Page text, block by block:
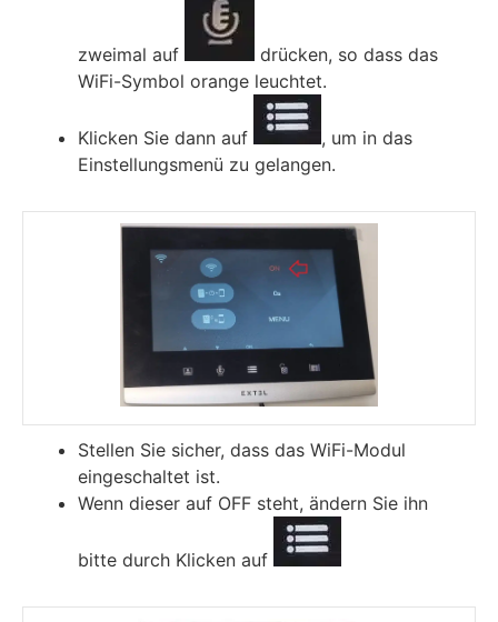
zweimal auf
drücken, so dass das
WiFi-Symbol orange leuchtet.
Klicken Sie dann auf
, um in das
Einstellungsmenü zu gelangen.
Stellen Sie sicher, dass das WiFi-Modul
eingeschaltet ist.
Wenn dieser auf OFF steht, ändern Sie ihn
bitte durch Klicken auf